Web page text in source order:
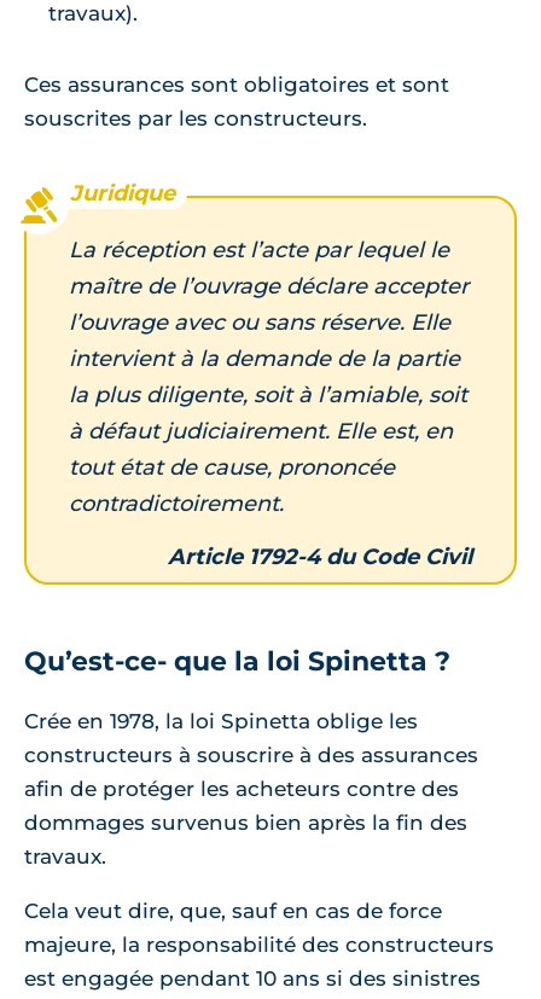
travaux).
Ces assurances sont obligatoires et sont
souscrites par les constructeurs.
La réception est l’acte par lequel le
maître de l’ouvrage déclare accepter
l’ouvrage avec ou sans réserve. Elle
intervient à la demande de la partie
la plus diligente, soit à l’amiable, soit
à défaut judiciairement. Elle est, en
tout état de cause, prononcée
contradictoirement.
Article 1792-4 du Code Civil
Qu’est-ce- que la loi Spinetta ?
Crée en 1978, la loi Spinetta oblige les
constructeurs à souscrire à des assurances
afin de protéger les acheteurs contre des
dommages survenus bien après la fin des
travaux.
Cela veut dire, que, sauf en cas de force
majeure, la responsabilité des constructeurs
est engagée pendant 10 ans si des sinistres